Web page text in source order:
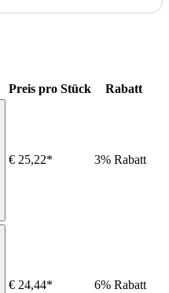
Preis pro Stück Rabatt
€ 25,22* 3% Rabatt
€ 24,44* 6% Rabatt